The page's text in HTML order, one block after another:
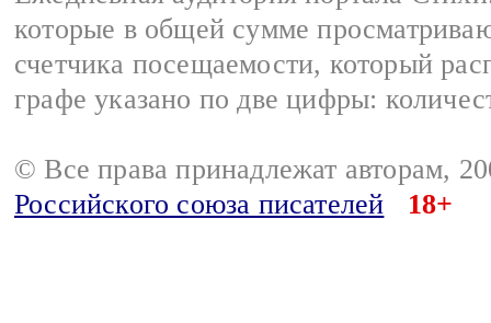
которые в общей сумме
счетчика посещаемости, который
графе указано по две цифры:
© Все права принадлежат авторам,
Российского союза писателей
18+